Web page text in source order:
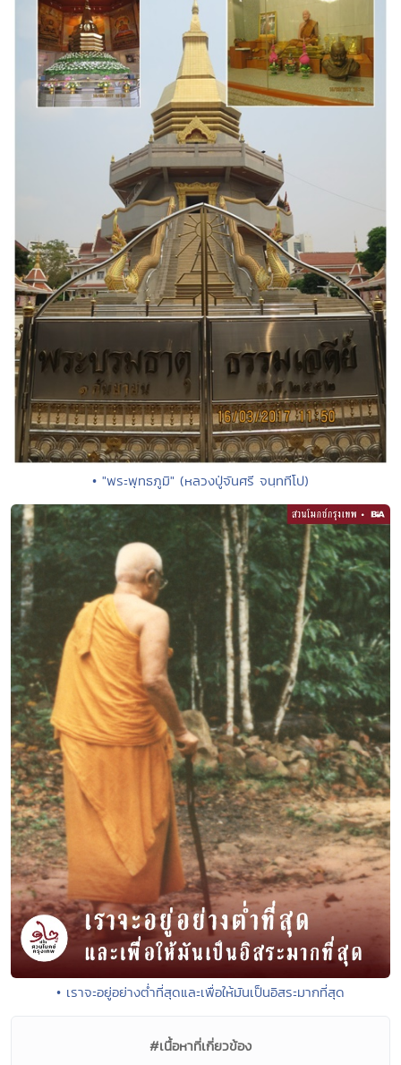
• "พระพุทธภูมิ" (หลวงปู่จันศรี จนฺททีโป)
• เราจะอยู่อย่างต่ำที่สุดและเพื่อให้มันเป็นอิสระมากที่สุด
#เนื้อหาที่เกี่ยวข้อง